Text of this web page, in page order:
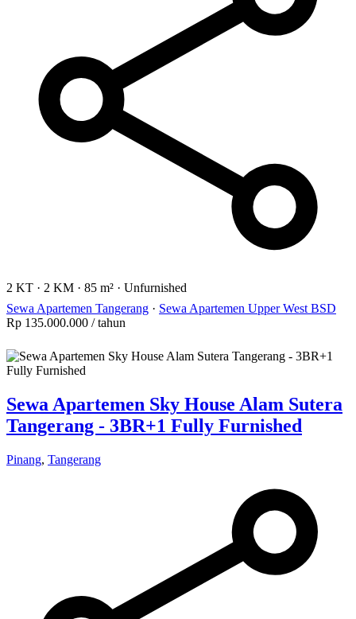
2 KT · 2 KM · 85 m² · Unfurnished
Sewa Apartemen Tangerang · Sewa Apartemen Upper West BSD
Rp 135.000.000 / tahun
Sewa Apartemen Sky House Alam Sutera
Tangerang - 3BR+1 Fully Furnished
Pinang, Tangerang